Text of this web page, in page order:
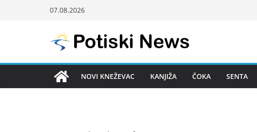
07.08.2026
NOVI KNEŽEVAC KANJIŽA ČOKA SENTA